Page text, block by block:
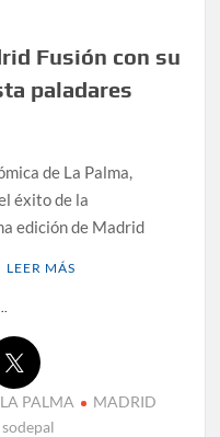
Fusión con su
paladares
de La Palma,
éxito de la
edición de Madrid
LEER MÁS
PALMA
MADRID
sodepal